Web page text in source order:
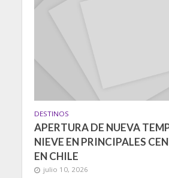
DESTINOS
APERTURA DE NUEVA
NIEVE EN PRINCIPALES
EN CHILE
julio 10, 2026